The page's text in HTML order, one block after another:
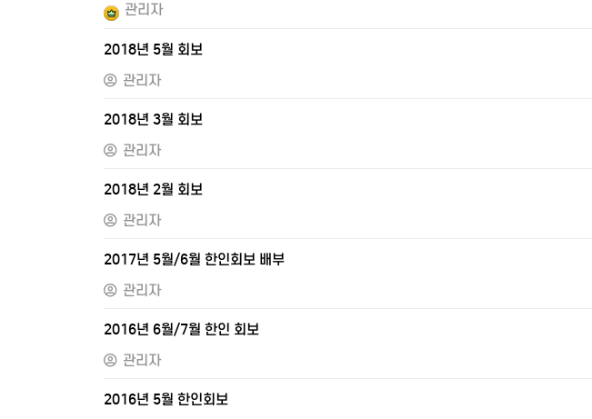
관리자
2018년 5월 회보
관리자
2018년 3월 회보
관리자
2018년 2월 회보
관리자
2017년 5월/6월 한인회보 배부
관리자
2016년 6월/7월 한인 회보
관리자
2016년 5월 한인회보